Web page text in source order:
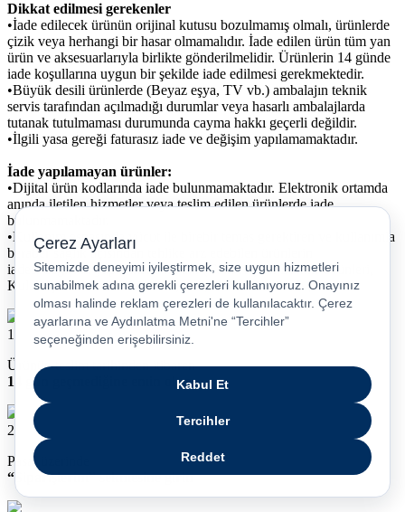
Dikkat edilmesi gerekenler
•İade edilecek ürünün orijinal kutusu bozulmamış olmalı, ürünlerde
çizik veya herhangi bir hasar olmamalıdır. İade edilen ürün tüm yan
ürün ve aksesuarlarıyla birlikte gönderilmelidir. Ürünlerin 14 günde
iade koşullarına uygun bir şekilde iade edilmesi gerekmektedir.
•Büyük desili ürünlerde (Beyaz eşya, TV vb.) ambalajın teknik
servis tarafından açılmadığı durumlar veya hasarlı ambalajlarda
tutanak tutulmaması durumunda cayma hakkı geçerli değildir.
•İlgili yasa gereği faturasız iade ve değişim yapılamamaktadır.
İade yapılamayan ürünler:
•Dijital ürün kodlarında iade bulunmamaktadır. Elektronik ortamda
anında iletilen hizmetler veya teslim edilen ürünlerde iade
bulunmamaktadır.
•Kullanım esnasında vücut ile birebir temas gerektiren ve kullanımla
beraber sağlık açısından tehlike arz edebilen ürünlerin
iadesi/değişimi yapılamamaktadır. (Tüm Kişisel Bakım Ürünleri,
Kulak içi /kulak üstü kulaklık, saat, akıllı bileklik vb.)
1
Ürünün teslim tarihinden itibaren
14 gün geçmediğine emin olun.
2
Pasaj üzerinde
“Siparişlerim” sekmesine girin